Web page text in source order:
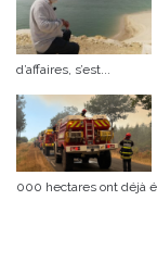
d’affaires, s’est...
000 hectares ont déjà